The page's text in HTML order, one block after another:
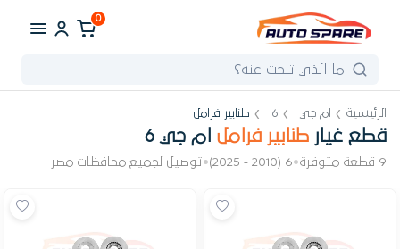
0
الرئيسية ام جي 6 طنابير فرامل
قطع غيار طنابير فرامل ام جي 6
9 قطعة متوفرة •
6 (2010 - 2025)
•توصيل لجميع محافظات مصر